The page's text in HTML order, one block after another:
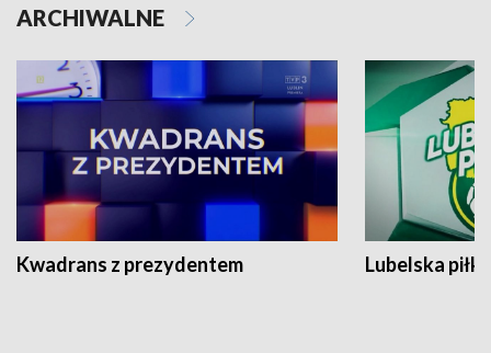
ARCHIWALNE
Kwadrans z prezydentem Lubelska piłka